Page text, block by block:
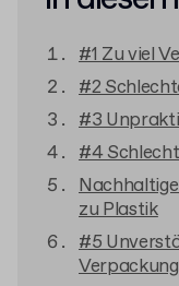
#1 Zu viel
#2
#3
#4
zu Plastik
#5
Verpackung